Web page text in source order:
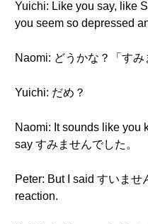
Yuichi: Like you say,
you seem so depressed
Naomi: どうかな？「すみ
Yuichi: だめ？
Naomi: It sounds like you
say すみませんでした。
Peter: But I said すいませ
reaction.